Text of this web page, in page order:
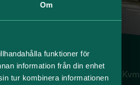
Om
funktioner för
information från din enhet
tur kombinera informationen
Vretenvägen 2
Solna strand 260 Kvm